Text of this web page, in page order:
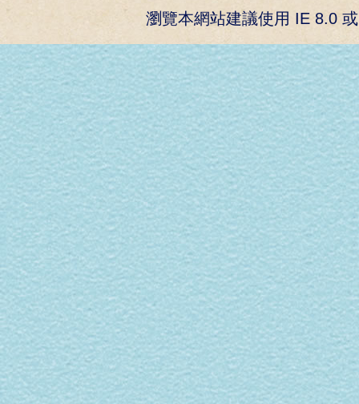
瀏覽本網站建議使用 IE 8.0